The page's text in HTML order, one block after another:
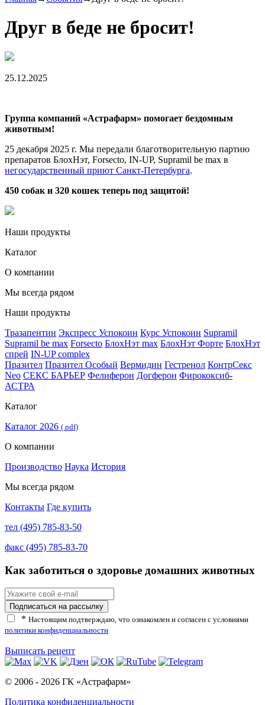
Друг в беде не бросит!
25.12.2025
Группа компаний «Астрафарм» помогает бездомным
животным!
25 декабря 2025 г. Мы передали благотворительную партию
препаратов БлохНэт, Forsecto, IN-UP, Supramil be max в
негосударственный приют Санкт-Петербурга.
450 собак и 320 кошек теперь под защитой!
Наши продукты
Каталог
О компании
Мы всегда рядом
Наши продукты
Тразапентин Экспресс Успокоин Курс Успокоин Supramil
Supramil be max Forsecto БлохНэт max БлохНэт Форте БлохНэт
спрей IN-UP complex
Празител Празител Особый Вермидин Гестренол КонтрСекс
Neo СЕКС БАРЬЕР Фелиферон Догферон Фирококсиб-
АСТРА
Каталог
Каталог 2026 (.pdf)
О компании
Производство Наука История
Мы всегда рядом
Контакты Где купить
тел (495) 785-83-50
факс (495) 785-83-70
Как заботиться о здоровье домашних животных
* Настоящим подтверждаю, что ознакомлен и согласен с условиями
политики конфиденциальности
Выписать рецепт
© 2006 - 2026 ГК «Астрафарм»
Политика конфиденциальности